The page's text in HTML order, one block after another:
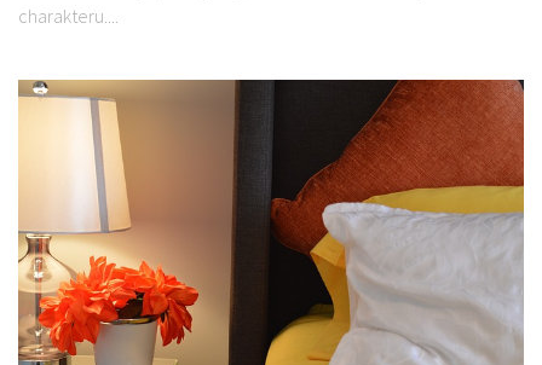
charakteru....